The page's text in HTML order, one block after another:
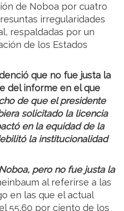
de Noboa por cuatro
irregularidades
respaldadas por un
de los Estados
que no fue justa la
del informe en el que
de que el presidente
solicitado la licencia
en la equidad de la
la institucionalidad
pero no fue justa la
al referirse a las
en las que el actual
55,60 por ciento de los